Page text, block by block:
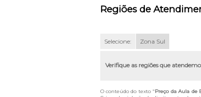
Regiões de
Selecione: Zona Sul
Verifique as regiões que
O conteúdo do texto "Preço da Aula de